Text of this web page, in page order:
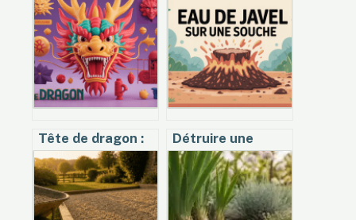
Tête de dragon :
significations,
usages et idées
créatives
Détruire une
souche avec de
l’eau de javel :
bonne ou
mauvaise idée ?